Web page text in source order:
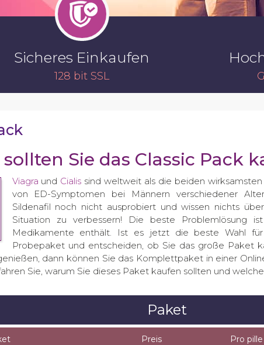
Sicheres Einkaufen
128 bit SSL
Sie das Classic Pack
Viagra und Cialis sind weltweit als die beiden
von ED-Symptomen bei Männern verschiedener
Sildenafil noch nicht ausprobiert und wissen nichts über
Situation zu verbessern! Die beste Problemlösung
Medikamente enthält. Ist es jetzt die beste Wahl
Probepaket und entscheiden, ob Sie das große Paket
dann können Sie das Komplettpaket in einer
Sie, warum Sie dieses Paket kaufen sollten und
Paket
Preis Pro pille